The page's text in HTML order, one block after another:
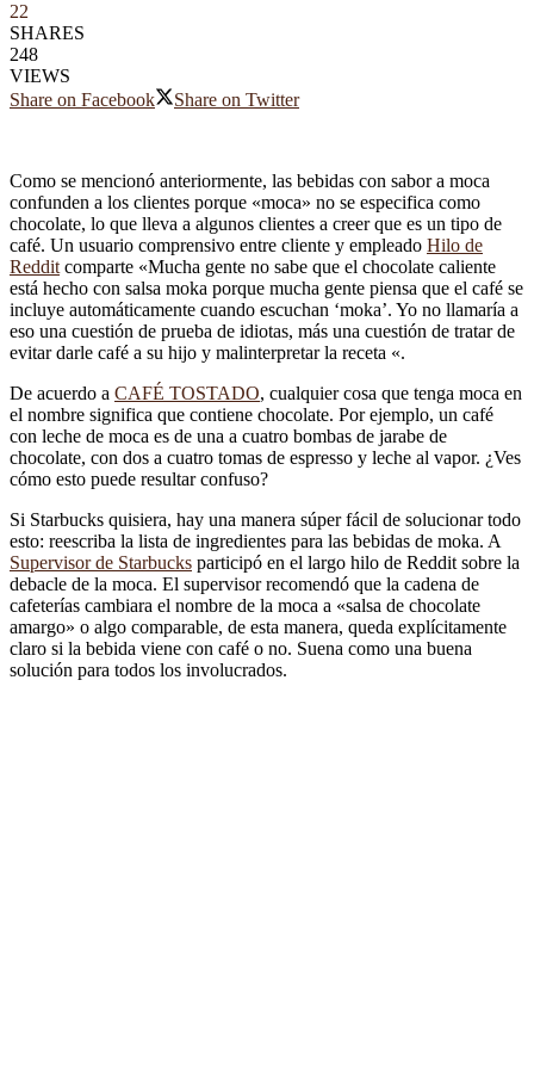
22
SHARES
248
VIEWS
Share on Facebook
Share on Twitter
Como se mencionó anteriormente, las bebidas con sabor a moca
confunden a los clientes porque «moca» no se especifica como
chocolate, lo que lleva a algunos clientes a creer que es un tipo de
café. Un usuario comprensivo entre cliente y empleado Hilo de
Reddit comparte «Mucha gente no sabe que el chocolate caliente
está hecho con salsa moka porque mucha gente piensa que el café se
incluye automáticamente cuando escuchan ‘moka’. Yo no llamaría a
eso una cuestión de prueba de idiotas, más una cuestión de tratar de
evitar darle café a su hijo y malinterpretar la receta «.
De acuerdo a CAFÉ TOSTADO, cualquier cosa que tenga moca en
el nombre significa que contiene chocolate. Por ejemplo, un café
con leche de moca es de una a cuatro bombas de jarabe de
chocolate, con dos a cuatro tomas de espresso y leche al vapor. ¿Ves
cómo esto puede resultar confuso?
Si Starbucks quisiera, hay una manera súper fácil de solucionar todo
esto: reescriba la lista de ingredientes para las bebidas de moka. A
Supervisor de Starbucks participó en el largo hilo de Reddit sobre la
debacle de la moca. El supervisor recomendó que la cadena de
cafeterías cambiara el nombre de la moca a «salsa de chocolate
amargo» o algo comparable, de esta manera, queda explícitamente
claro si la bebida viene con café o no. Suena como una buena
solución para todos los involucrados.